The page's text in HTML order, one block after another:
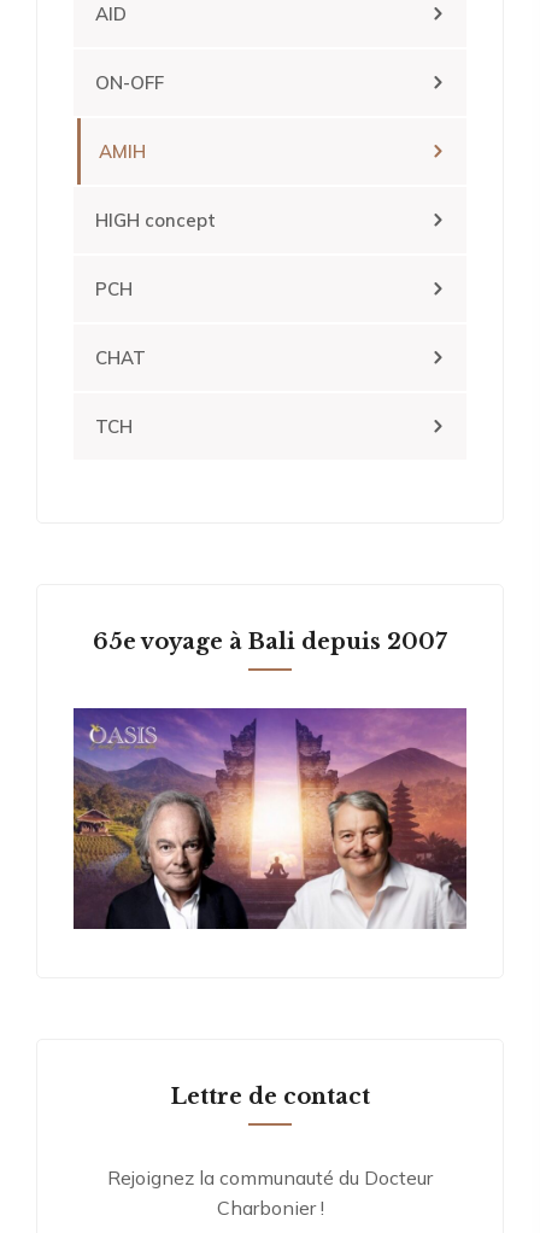
AID
ON-OFF
AMIH
HIGH concept
PCH
CHAT
TCH
65e voyage à Bali depuis 2007
Lettre de contact
Rejoignez la communauté du Docteur
Charbonier !